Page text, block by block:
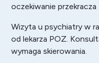
oczekiwanie przekracza
Wizyta u psychiatry w
od lekarza POZ.
wymaga skierowania.